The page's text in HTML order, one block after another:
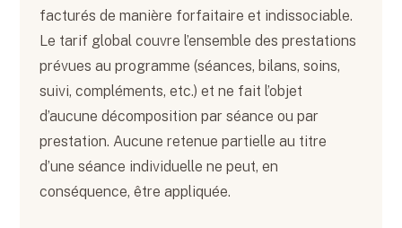
facturés de manière forfaitaire et indissociable.
Le tarif global couvre l’ensemble des prestations
prévues au programme (séances, bilans, soins,
suivi, compléments, etc.) et ne fait l’objet
d’aucune décomposition par séance ou par
prestation. Aucune retenue partielle au titre
d’une séance individuelle ne peut, en
conséquence, être appliquée.